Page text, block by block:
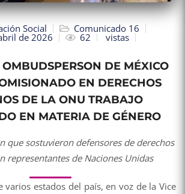
Social Comunicado 16
de 2026 62 vistas
DE MÉXICO
EN DERECHOS
DE LA ONU TRABAJO
EN MATERIA DE GÉNERO
que sostuvieron defensores de derechos
representantes de Naciones Unidas
varios estados del país, en voz de la Vice